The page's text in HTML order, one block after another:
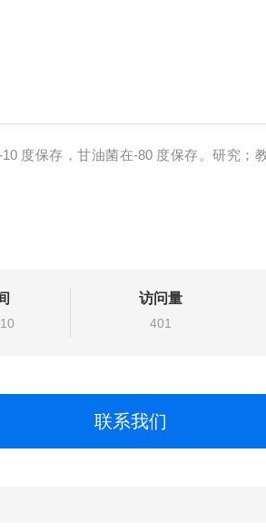
度保存，甘油菌在-80 度保存。研究；
访问量
401
联系我们